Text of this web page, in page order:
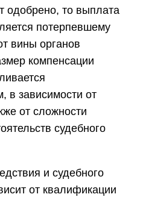
одобрено, то выплата
потерпевшему
вины органов
компенсации
в зависимости от
от сложности
судебного
и судебного
от квалификации